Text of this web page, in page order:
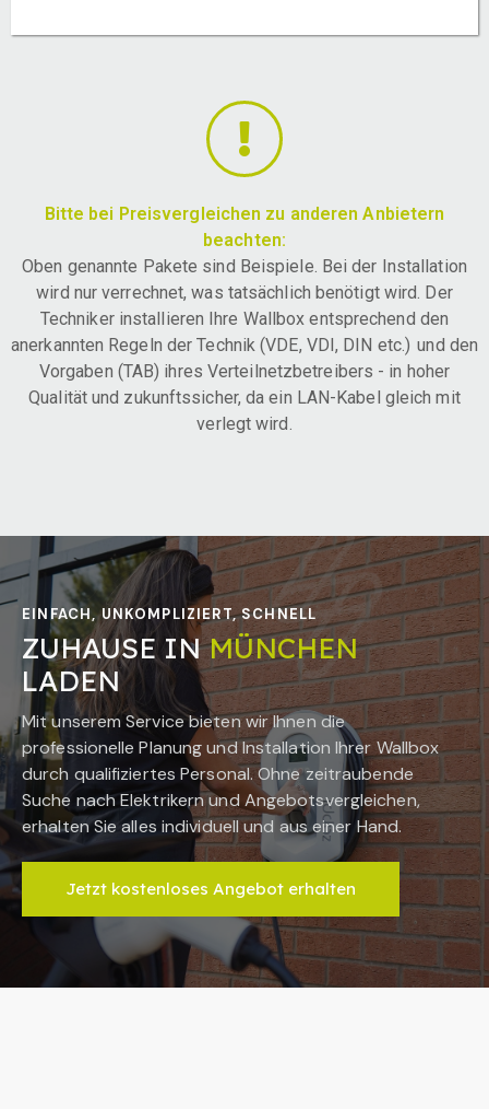
Bitte bei Preisvergleichen zu anderen Anbietern
beachten:
Oben genannte Pakete sind Beispiele. Bei der Installation
wird nur verrechnet, was tatsächlich benötigt wird. Der
Techniker installieren Ihre Wallbox entsprechend den
anerkannten Regeln der Technik (VDE, VDI, DIN etc.) und den
Vorgaben (TAB) ihres Verteilnetzbetreibers - in hoher
Qualität und zukunftssicher, da ein LAN-Kabel gleich mit
verlegt wird.
EINFACH, UNKOMPLIZIERT, SCHNELL
ZUHAUSE INMÜNCHEN
LADEN
Mit unserem Service bieten wir Ihnen die
professionelle Planung und Installation Ihrer Wallbox
durch qualifiziertes Personal. Ohne zeitraubende
Suche nach Elektrikern und Angebotsvergleichen,
erhalten Sie alles individuell und aus einer Hand.
Jetzt kostenloses Angebot erhalten